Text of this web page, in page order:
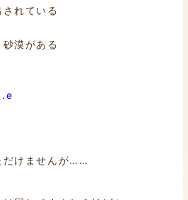
されている
砂漠がある
だけませんが……